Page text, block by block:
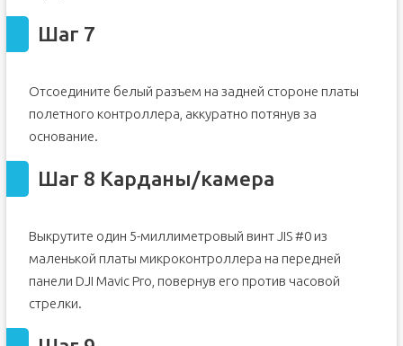
Шаг 7
Отсоедините белый разъем на задней стороне платы
полетного контроллера, аккуратно потянув за
основание.
Шаг 8 Карданы/камера
Выкрутите один 5-миллиметровый винт JIS #0 из
маленькой платы микроконтроллера на передней
панели DJI Mavic Pro, повернув его против часовой
стрелки.